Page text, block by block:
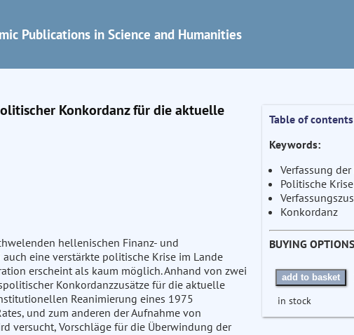
Publications in Science and Humanities
Konkordanz für die aktuelle
hellenischen Finanz- und
eine verstärkte politische Krise im Lande
erscheint als kaum möglich. Anhand von zwei
Konkordanzzusätze für die aktuelle
Reanimierung eines 1975
und zum anderen der Aufnahme von
versucht, Vorschläge für die Überwindung der
Table of contents
Keywords:
Verfassung
Politische Krise
Konkordanz
BUYING OPTIONS
add to basket
in stock